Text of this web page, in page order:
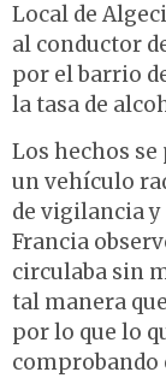
Local de
al conductor
por el barrio
la tasa de
Los hechos
un vehículo
de vigilancia
Francia
circulaba sin
tal manera
por lo que lo
comprobando